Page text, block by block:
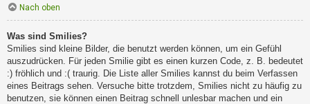
Nach oben
Was sind Smilies?
Smilies sind kleine Bilder, die benutzt werden können, um ein Gefühl
auszudrücken. Für jeden Smilie gibt es einen kurzen Code, z. B. bedeutet
:) fröhlich und :( traurig. Die Liste aller Smilies kannst du beim Verfassen
eines Beitrags sehen. Versuche bitte trotzdem, Smilies nicht zu häufig zu
benutzen, sie können einen Beitrag schnell unlesbar machen und ein